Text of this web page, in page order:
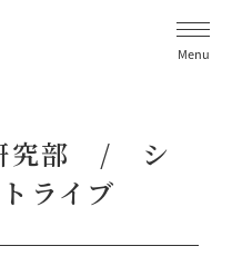
Menu
研究部 / シ
ライブ